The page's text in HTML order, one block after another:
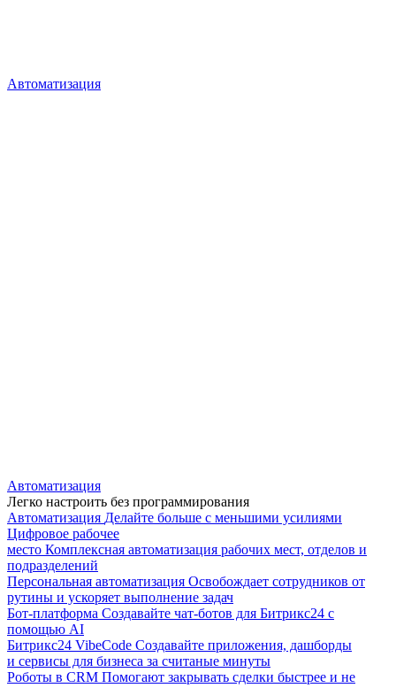
Автоматизация
Автоматизация
Легко настроить без программирования
Автоматизация Делайте больше с меньшими усилиями
Цифровое рабочее
место Комплексная автоматизация рабочих мест, отделов и
подразделений
Персональная автоматизация Освобождает сотрудников от
рутины и ускоряет выполнение задач
Бот-платформа Создавайте чат-ботов для Битрикс24 с
помощью AI
Битрикс24 VibeCode Создавайте приложения, дашборды
и сервисы для бизнеса за считаные минуты
Роботы в CRM Помогают закрывать сделки быстрее и не